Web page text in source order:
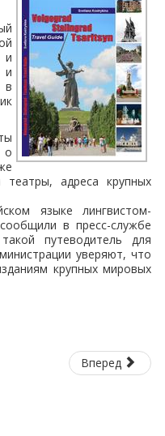
и
и
в
о
адреса крупных
языке лингвистом-
в пресс-службе
путеводитель для
уверяют, что
крупных мировых
Вперед